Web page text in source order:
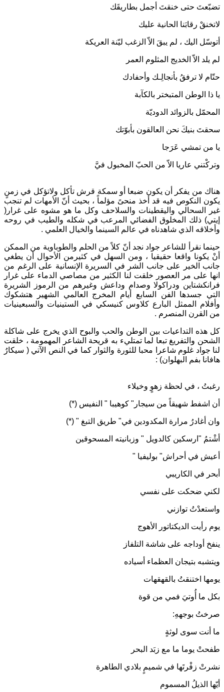
تضبّعتَ حتى خنقتَ أجمل بطاريقَك
لاتخنقْ رقابَنا الحانية عليك
أتوسّل اليك ، لم يبقَ الاّ الزغب ليّنة العريكة
لم يلد الاّ الخديج المثلوم العمر
حتّام لا ترفقُ بأنجالِـك وأحفادك
يا ذا الوطن المتبختر بالكآبة
المحمّل بالزوائد الدوديّة
سحقتَ بنيكَ نحن العالقون بأبوّتك
يا من تمشي عَرَجا
وتركْتني عاريا الاّ من الحبّ المخبول فيَّ
هناك من يفكر أن يكون ضبعا أو سمكة قرش تأكل ولاتؤكل في زمنٍ
يكون النكوص فيه قد أخذ منحىً مؤلماً ، بحيث أنّ الأمهات لم تنجب
غير السحالي واليقطينات والسلاحف وكل ما هو مشوه على غرار(
إيتي) ذلك المخلوق الفضائي المرعب في شكله والطيب في روحه
وأخلاقه الذي شاهدناه في عالم السينما والخيال العلمي .
حينما نقرأ للشاعر جواد نجد أنّ كلاً من الحلم والطوباوية من الممكن
أنْ يكونا واقعا حقيقيا ، ومن السهل في كثيرمن الأحوال أن يطغي
جانب الخير على جانب الشر في السريرة الإنسانية على الرغم من
انها على مر العصور خلقت لنا الكثير من مصاصي الدماء على غرار
فرانكشتاين ودراكولا وصدام وداعش وغيرهم من الرموز الشريرة
التي جسدها الفن السابع أيام المخرج العالمي الشهير هتشكوك
وأفلام الممثل البارع كلاوس كنيسكي في الستينيات والسبعينيات
من القرن المنصرم .
كل هذه التداعيات بين الوطن والحب والبوح الذي يخرج على شاكلة
الشحن والتفريغ تبعا لما تمتليء به قريحة الشاعر المهمومة ، خلقت
لنا جواد غلوم شاعرا محبا للثورة والثوار كما في النص الآتي ( سيكارُ
هافانا بفم البهلوان) :
رغبتُ ، في لحظة زهوٍ وخيلاء
أن اشفط شهيقاً من سيجار" كوهيبا " النفيس (*)
وان أغادرُ مرارة المكدودين في" طريق التبغ " (*)
أشْتمُ "ارسكين كالدويل " وزبانيته المسحوقين
أعيش في أحراش" بوليفيا "
أبحر في الكاريبي
لكني ضحكت على نفسي
واستعدْتُ توازني
يوم رأيت الديكتاتور الأهوج
ينفخ أوداجه على شاشة التلفاز
ويتشبه بتيجان العظماء أسياده
يومها اختنقتُ بالقهقهات
بكل ما أُوتيَ فمي من قوة
صرختُ بوجههِ:
ما أنت سوى لوثةٍ
طفحتْ يوما ما مع زبَد البحر
نشرتْ زفْرتَها في شميمٍ بلادي الطاهرة
أيّها الذيلُ المسموم